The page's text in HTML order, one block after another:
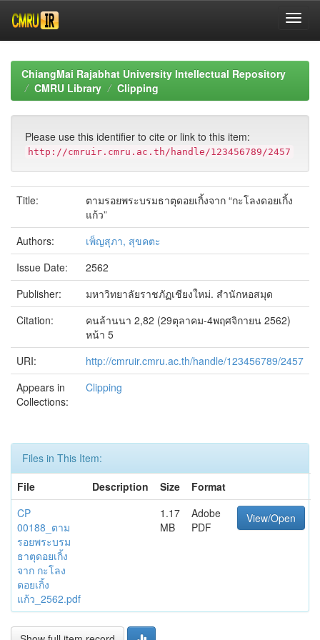
navigationChiangMai Rajabhat University Intellectual Repository
CMRU Library
Clipping
Please use this identifier to cite or link to this item:
http://cmruir.cmru.ac.th/handle/123456789/2457
Title:
ตามรอยพระบรมธาตุดอยเกิ้งจาก “กะโลงดอยเกิ้ง
แก้ว”
Authors:
เพ็ญสุภา, สุขคตะ
Issue Date:
2562
Publisher:
มหาวิทยาลัยราชภัฏเชียงใหม่. สำนักหอสมุด
Citation:
คนล้านนา 2,82 (29ตุลาคม-4พฤศจิกายน 2562)
หน้า 5
URI:
http://cmruir.cmru.ac.th/handle/123456789/2457
Appears in
Collections:
Clipping
Files in This Item:
File
Description Size
Format
CP
00188_ตาม
รอยพระบรม
ธาตุดอยเกิ้ง
จาก กะโลง
ดอยเกิ้ง
แก้ว_2562.pdf
1.17
MB
Adobe
PDF
View/Open